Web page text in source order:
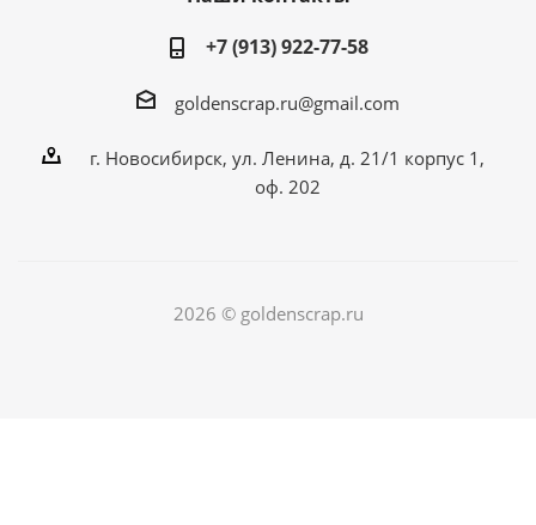
+7 (913) 922-77-58
goldenscrap.ru@gmail.com
г. Новосибирск, ул. Ленина, д. 21/1 корпус 1,
оф. 202
2026 © goldenscrap.ru